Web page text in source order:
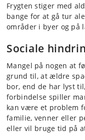
Frygten stiger med
bange for at gå tur
områder i byer og på
Sociale
Mangel på nogen at
grund til, at ældre
bor, end de har lyst
forbindelse spiller
kan være et problem
familie, venner eller
eller vil bruge tid på